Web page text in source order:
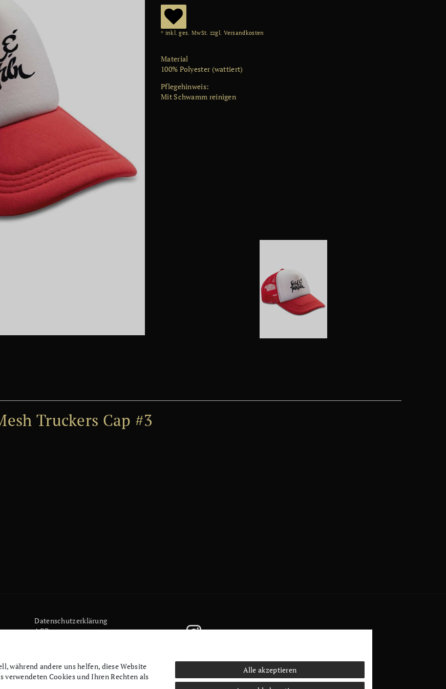
W
u
ns
ch
* inkl. ges. MwSt. zzgl. Versandkosten
Material
100% Polyester (wattiert)
Pflegehinweis:
Mit Schwamm reinigen
Truckers Cap #3
Daten­schutz­erklärung
AGB
Vertrag widerrufen
Mein Konto (anmelden)
Newsletter
während andere uns helfen, diese Website
Cookies und Ihren Rechten als
Alle akzeptieren